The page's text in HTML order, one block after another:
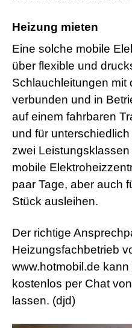
Heizung mieten
Eine solche mobile
über flexible und
Schlauchleitungen mit
verbunden und in
auf einem fahrbaren
und für
zwei
mobile
paar Tage, aber auch
Stück ausleihen.
Der richtige
Heizungsfachbetrieb
www.hotmobil.de
kostenlos per Chat
lassen. (djd)